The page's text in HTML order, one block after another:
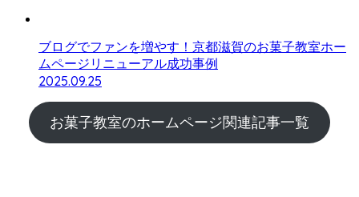
ブログでファンを増やす！京都滋賀のお菓子教室ホー
ムページリニューアル成功事例
2025.09.25
お菓子教室のホームページ関連記事一覧